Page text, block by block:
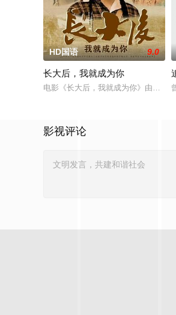
HD国语 9.0
长大后，我就成为你
电影《长大后，我就成为你》由中共
影视评论